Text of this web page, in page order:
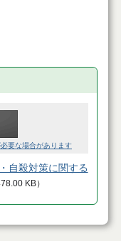
要な場合があります
自殺対策に関する
KB）